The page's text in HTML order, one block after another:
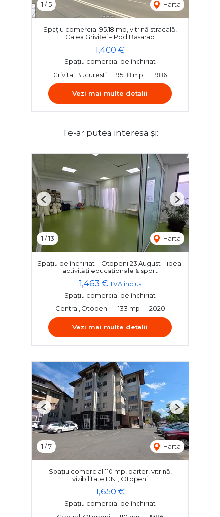
1 /5 Harta
Spațiu comercial 95.18 mp, vitrină stradală,
Calea Griviței – Pod Basarab
1,400 €
Spațiu comercial de închiriat
Grivita, Bucuresti
95.18 mp 1986
Vezi mai multe detalii
Te-ar putea interesa și:
1 /13 Harta
Previous Next
Spațiu de închiriat – Otopeni 23 August – ideal
activități educaționale & sport
1,463 € TVA inclus
Spațiu comercial de închiriat
Central, Otopeni
133 mp 2020
Vezi mai multe detalii
1 /7 Harta
Previous Next
Spațiu comercial 110 mp, parter, vitrină,
vizibilitate DN1, Otopeni
1,650 €
Spațiu comercial de închiriat